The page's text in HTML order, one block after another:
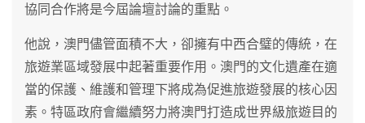
協同合作將是今屆論壇討論的重點。
他說，澳門儘管面積不大，卻擁有中西合璧的傳統，在
旅遊業區域發展中起著重要作用。澳門的文化遺產在適
當的保護、維護和管理下將成為促進旅遊發展的核心因
素。特區政府會繼續努力將澳門打造成世界級旅遊目的